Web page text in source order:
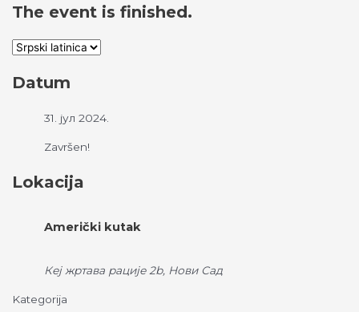
The event is finished.
Datum
31. јул 2024.
Završen!
Lokacija
Američki kutak
Кеј жртава рације 2b, Нови Сад
Kategorija